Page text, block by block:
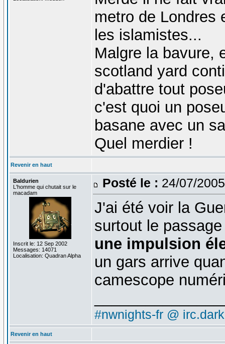
metro de Londres
les islamistes...
Malgre la bavure,
scotland yard
d'abattre tout
c'est quoi un
basane avec un
Quel merdier !
Revenir en haut
Baldurien
L'homme qui chutait sur le
macadam
Inscrit le: 12 Sep 2002
Messages: 14071
Localisation: Quadran Alpha
Posté le : 24/07/
J'ai été voir la
surtout le
une impulsion
un gars arrive
camescope
#nwnights-fr @
Revenir en haut